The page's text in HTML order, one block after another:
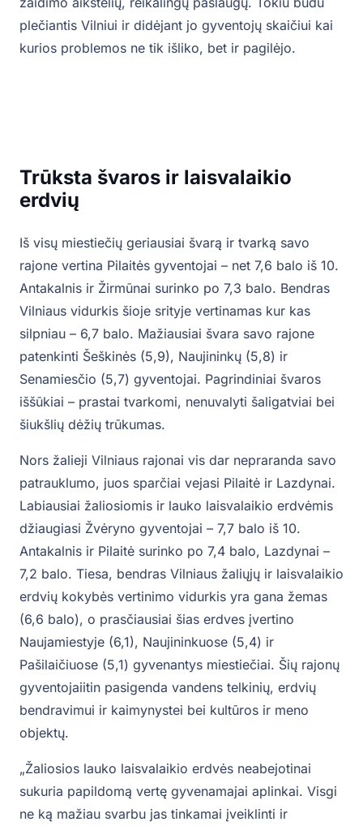
plečiantis Vilniui ir didėjant jo gyventojų skaičiui kai
kurios problemos ne tik išliko, bet ir pagilėjo.
Trūksta švaros ir laisvalaikio
erdvių
Iš visų miestiečių geriausiai švarą ir tvarką savo
rajone vertina Pilaitės gyventojai – net 7,6 balo iš 10.
Antakalnis ir Žirmūnai surinko po 7,3 balo. Bendras
Vilniaus vidurkis šioje srityje vertinamas kur kas
silpniau – 6,7 balo. Mažiausiai švara savo rajone
patenkinti Šeškinės (5,9), Naujininkų (5,8) ir
Senamiesčio (5,7) gyventojai. Pagrindiniai švaros
iššūkiai – prastai tvarkomi, nenuvalyti šaligatviai bei
šiukšlių dėžių trūkumas.
Nors žalieji Vilniaus rajonai vis dar nepraranda savo
patrauklumo, juos sparčiai vejasi Pilaitė ir Lazdynai.
Labiausiai žaliosiomis ir lauko laisvalaikio erdvėmis
džiaugiasi Žvėryno gyventojai – 7,7 balo iš 10.
Antakalnis ir Pilaitė surinko po 7,4 balo, Lazdynai –
7,2 balo. Tiesa, bendras Vilniaus žaliųjų ir laisvalaikio
erdvių kokybės vertinimo vidurkis yra gana žemas
(6,6 balo), o prasčiausiai šias erdves įvertino
Naujamiestyje (6,1), Naujininkuose (5,4) ir
Pašilaičiuose (5,1) gyvenantys miestiečiai. Šių rajonų
gyventojaiitin pasigenda vandens telkinių, erdvių
bendravimui ir kaimynystei bei kultūros ir meno
objektų.
„Žaliosios lauko laisvalaikio erdvės neabejotinai
sukuria papildomą vertę gyvenamajai aplinkai. Visgi
ne ką mažiau svarbu jas tinkamai įveiklinti ir